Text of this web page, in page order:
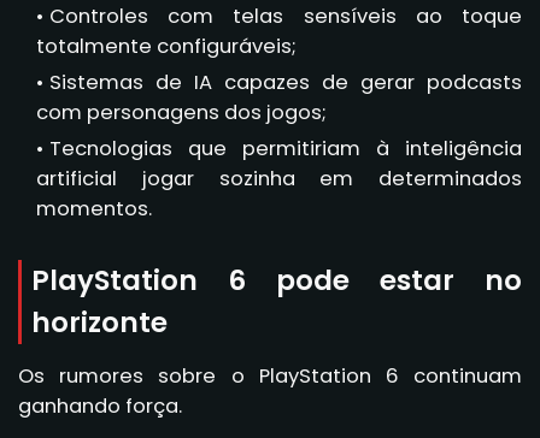
Controles com telas sensíveis ao toque
totalmente configuráveis;
Sistemas de IA capazes de gerar podcasts
com personagens dos jogos;
Tecnologias que permitiriam à inteligência
artificial jogar sozinha em determinados
momentos.
PlayStation 6 pode estar no
horizonte
Os rumores sobre o PlayStation 6 continuam
ganhando força.